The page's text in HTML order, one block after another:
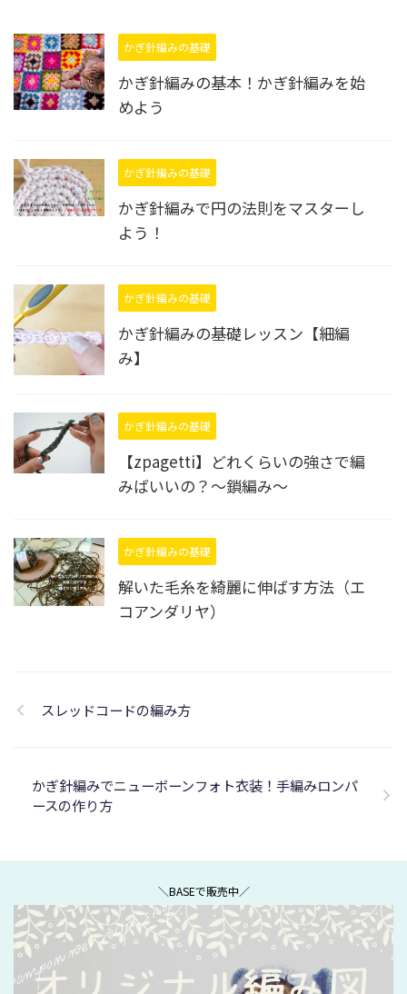
かぎ針編みの基礎
かぎ針編みの基本！かぎ針編みを始
めよう
かぎ針編みの基礎
かぎ針編みで円の法則をマスターし
よう！
かぎ針編みの基礎
かぎ針編みの基礎レッスン【細編
み】
かぎ針編みの基礎
【zpagetti】どれくらいの強さで編
みばいいの？〜鎖編み〜
かぎ針編みの基礎
解いた毛糸を綺麗に伸ばす方法（エ
コアンダリヤ）
スレッドコードの編み方
かぎ針編みでニューボーンフォト衣装！手編みロンパ
ースの作り方
＼BASEで販売中／